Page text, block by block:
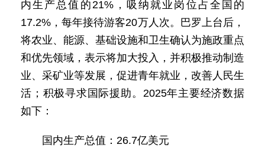
内生产总值的21%，吸纳就业岗位占全国的
17.2%，每年接待游客20万人次。巴罗上台后，
将农业、能源、基础设施和卫生确认为施政重点
和优先领域，表示将加大投入，并积极推动制造
业、采矿业等发展，促进青年就业，改善人民生
活；积极寻求国际援助。2025年主要经济数据
如下：
国内生产总值：26.7亿美元